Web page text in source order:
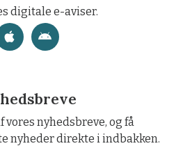
digitale e-aviser.
vores nyhedsbreve, og få
nyheder direkte i indbakken.